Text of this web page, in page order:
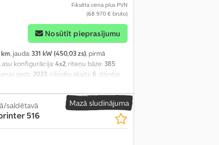
Fiksēta cena plus PVN
(68 970 € bruto)
Nosūtīt pieprasījumu
, jauda: 331 kW (450,03 zs), pirmā
, asu konfigurācija:4x2, riteņu bāze: 385
gads: 2023, cilindru skaits: 6, dzinēja
Mazā sludinājuma
saldētavā
516